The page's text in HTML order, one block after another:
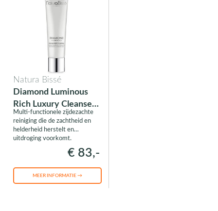
Natura Bissé
Diamond Luminous
Rich Luxury Cleanse
100ml.
Multi-functionele zijdezachte
reiniging die de zachtheid en
helderheid herstelt en
uitdroging voorkomt.
€ 83,-
MEER INFORMATIE →